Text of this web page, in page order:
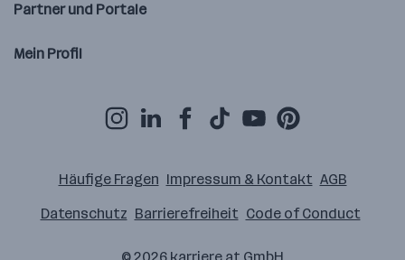
Partner und Portale
Mein Profil
Häufige Fragen Impressum & Kontakt AGB
Datenschutz Barrierefreiheit Code of Conduct